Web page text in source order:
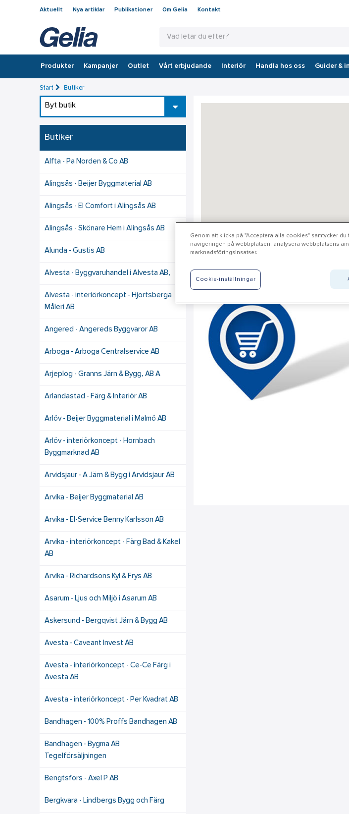
Aktuellt Nya artiklar Publikationer Om Gelia Kontakt
Produkter Kampanjer Outlet Vårt erbjudande Interiör Handla hos oss Guider &
Start Butiker
Byt butik
Butiker
Alfta - Pa Norden & Co AB
Alingsås - Beijer Byggmaterial AB
Alingsås - El Comfort i Alingsås AB
Alingsås - Skönare Hem i Alingsås AB
Alunda - Gustis AB
Alvesta - Byggvaruhandel i Alvesta AB,
Alvesta - interiörkoncept - Hjortsberga
Måleri AB
Angered - Angereds Byggvaror AB
Arboga - Arboga Centralservice AB
Arjeplog - Granns Järn & Bygg, AB A
Arlandastad - Färg & Interiör AB
Arlöv - Beijer Byggmaterial i Malmö AB
Arlöv - interiörkoncept - Hornbach
Byggmarknad AB
Arvidsjaur - A Järn & Bygg i Arvidsjaur AB
Arvika - Beijer Byggmaterial AB
Arvika - El-Service Benny Karlsson AB
Arvika - interiörkoncept - Färg Bad & Kakel
AB
Arvika - Richardsons Kyl & Frys AB
Asarum - Ljus och Miljö i Asarum AB
Askersund - Bergqvist Järn & Bygg AB
Avesta - Caveant Invest AB
Avesta - interiörkoncept - Ce-Ce Färg i
Avesta AB
Avesta - interiörkoncept - Per Kvadrat AB
Bandhagen - 100% Proffs Bandhagen AB
Bandhagen - Bygma AB
Tegelförsäljningen
Bengtsfors - Axel P AB
Bergkvara - Lindbergs Bygg och Färg
Stenkullen -
Genom att klicka på "Acceptera alla cookies" samtycker
navigeringen på webbplatsen, analysera webbplatsens
marknadsföringsinsatser.
Cookie-inställningar